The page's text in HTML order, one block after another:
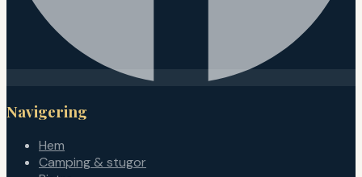
Navigering
Hem
Camping & stugor